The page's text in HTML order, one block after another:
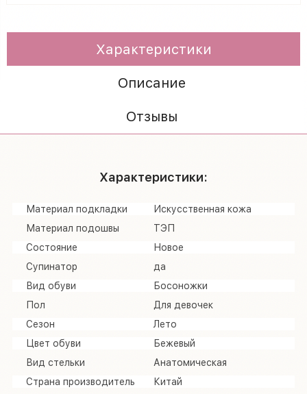
Характеристики
Описание
Отзывы
Характеристики:
Материал подкладки
Искусственная кожа
Материал подошвы
ТЭП
Состояние
Новое
Супинатор
да
Вид обуви
Босоножки
Пол
Для девочек
Сезон
Лето
Цвет обуви
Бежевый
Вид стельки
Анатомическая
Страна производитель
Китай